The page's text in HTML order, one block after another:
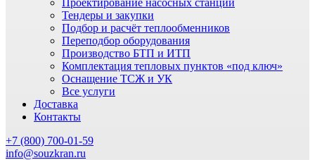
Проектирование насосных станций
Тендеры и закупки
Подбор и расчёт теплообменников
Переподбор оборудования
Производство БТП и ИТП
Комплектация тепловых пунктов «под ключ»
Оснащение ТСЖ и УК
Все услуги
Доставка
Контакты
+7 (800) 700-01-59
info@souzkran.ru